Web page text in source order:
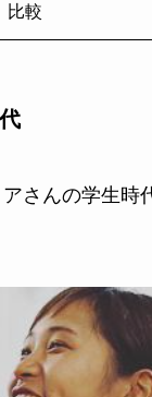
比較
さんの学生時